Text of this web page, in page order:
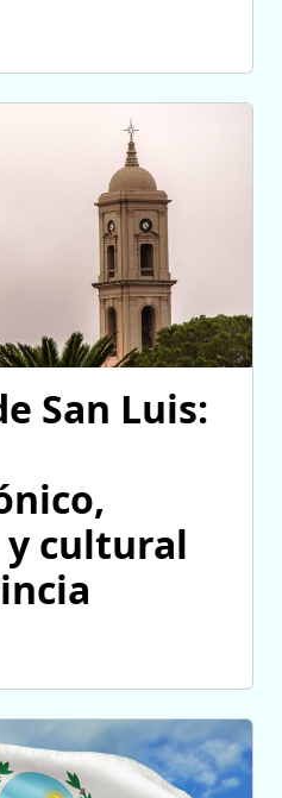
San Luis:
cultural